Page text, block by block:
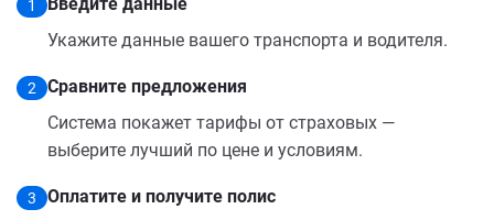
1
Укажите данные вашего транспорта и водителя.
2
Сравните предложения
Система покажет тарифы от страховых —
выберите лучший по цене и условиям.
3
Оплатите и получите полис